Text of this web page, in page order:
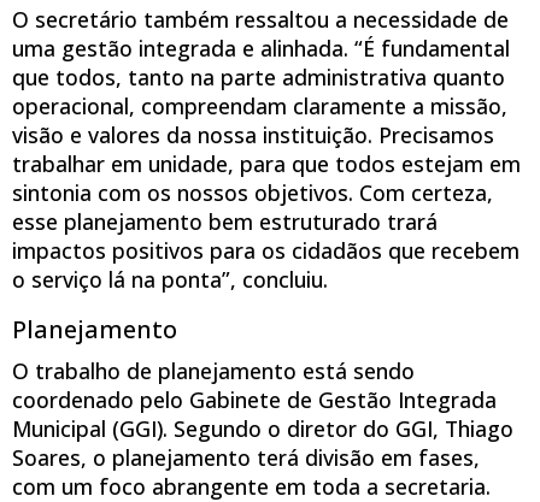
O secretário também ressaltou a necessidade de
uma gestão integrada e alinhada. “É fundamental
que todos, tanto na parte administrativa quanto
operacional, compreendam claramente a missão,
visão e valores da nossa instituição. Precisamos
trabalhar em unidade, para que todos estejam em
sintonia com os nossos objetivos. Com certeza,
esse planejamento bem estruturado trará
impactos positivos para os cidadãos que recebem
o serviço lá na ponta”, concluiu.
Planejamento
O trabalho de planejamento está sendo
coordenado pelo Gabinete de Gestão Integrada
Municipal (GGI). Segundo o diretor do GGI, Thiago
Soares, o planejamento terá divisão em fases,
com um foco abrangente em toda a secretaria.